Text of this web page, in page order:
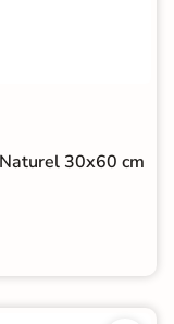
30x60 cm